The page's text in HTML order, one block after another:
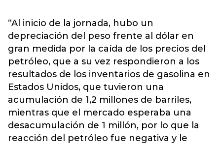
“Al inicio de la jornada, hubo un
depreciación del peso frente al dólar en
gran medida por la caída de los precios del
petróleo, que a su vez respondieron a los
resultados de los inventarios de gasolina en
Estados Unidos, que tuvieron una
acumulación de 1,2 millones de barriles,
mientras que el mercado esperaba una
desacumulación de 1 millón, por lo que la
reacción del petróleo fue negativa y le